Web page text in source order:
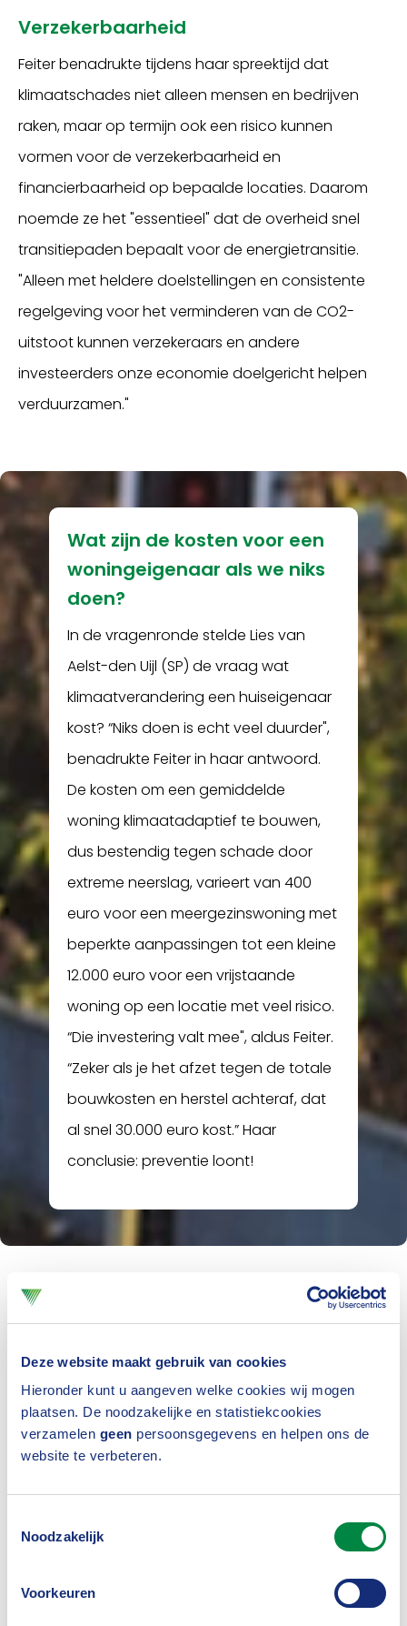
Deze website maakt gebruik van cookies
Hieronder kunt u aangeven welke cookies wij mogen
plaatsen. De noodzakelijke en statistiekcookies
verzamelen geen persoonsgegevens en helpen ons de
website te verbeteren.
Noodzakelijk
Voorkeuren
Verzekerbaarheid
Feiter benadrukte tijdens haar spreektijd dat
klimaatschades niet alleen mensen en bedrijven
raken, maar op termijn ook een risico kunnen
vormen voor de verzekerbaarheid en
financierbaarheid op bepaalde locaties. Daarom
noemde ze het "essentieel" dat de overheid snel
transitiepaden bepaalt voor de energietransitie.
"Alleen met heldere doelstellingen en consistente
regelgeving voor het verminderen van de CO2-
uitstoot kunnen verzekeraars en andere
investeerders onze economie doelgericht helpen
verduurzamen."
Wat zijn de kosten voor een
woningeigenaar als we niks
doen?
In de vragenronde stelde Lies van
Aelst-den Uijl (SP) de vraag wat
klimaatverandering een huiseigenaar
kost? “Niks doen is echt veel duurder",
benadrukte Feiter in haar antwoord.
De kosten om een gemiddelde
woning klimaatadaptief te bouwen,
dus bestendig tegen schade door
extreme neerslag, varieert van 400
euro voor een meergezinswoning met
beperkte aanpassingen tot een kleine
12.000 euro voor een vrijstaande
woning op een locatie met veel risico.
“Die investering valt mee", aldus Feiter.
“Zeker als je het afzet tegen de totale
bouwkosten en herstel achteraf, dat
al snel 30.000 euro kost.” Haar
conclusie: preventie loont!
Overstromingen
belangrijke thema's voor verzekeraars aan:
klimaatmitigatie, duurzaam schadeherstel en
klimaatadaptatie. “Wij zien in toenemende mate dat
onze leden stappen zetten om hun klanten te
plaats van vervangen dus. En ik heb bij een grote
schade in ons eigen kantoor letterlijk gezien dat
Ook de klimaatadaptatie kan, volgens haar, op veel